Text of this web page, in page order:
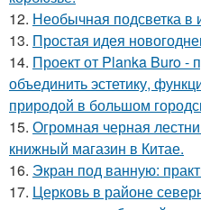
12. Необычная подсветка в
13. Простая идея
14. Проект от Planka Buro -
объединить эстетику,
природой в большом
15. Огромная черная
книжный магазин в Китае.
16. Экран под ванную:
17. Церковь в районе